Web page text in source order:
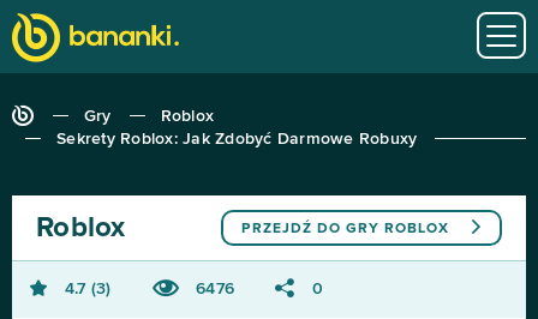
Gry
Roblox
Sekrety Roblox: Jak Zdobyć Darmowe Robuxy
PRZEJDŹ DO GRY ROBLOX
Roblox
4.7 3 6476 0